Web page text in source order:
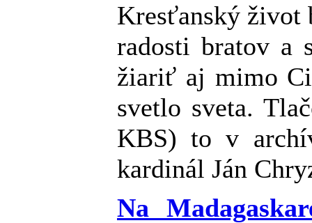
Kresťanský
radosti bratov a
žiariť aj mimo
svetlo sveta.
KBS) to v
kardinál Ján
Na